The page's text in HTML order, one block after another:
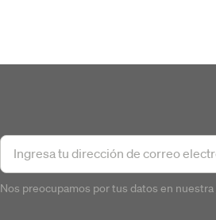
Nos preocupamos por tus datos en nuestra